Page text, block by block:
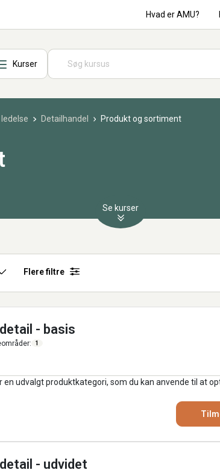
Hvad er AMU?
Kurser
Detailhandel Produkt og sortiment
Se kurser
Flere filtre
- basis
1
udvalgt produktkategori, som du kan anvende til at
- udvidet